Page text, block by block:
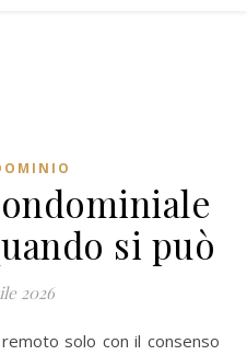
si può
2026